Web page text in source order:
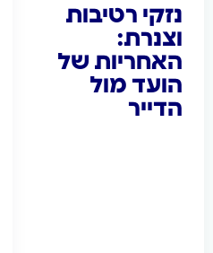
רטיבות
של
מול